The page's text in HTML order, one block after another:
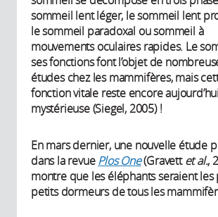
sommeil lent léger, le sommeil lent
le sommeil paradoxal ou sommeil à
mouvements oculaires rapides. Le
ses fonctions font l’objet de
études chez les mammifères, mais
fonction vitale reste encore
mystérieuse (Siegel, 2005) !
En mars dernier, une nouvelle étude
dans la revuePlos One(Gravettet al.,
montre que les éléphants seraient les
petits dormeurs de tous les